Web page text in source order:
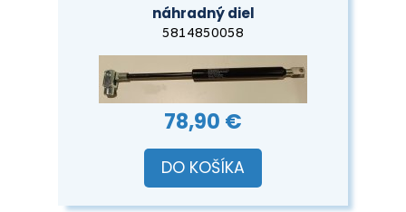
náhradný diel
5814850058
78,90 €
DO KOŠÍKA